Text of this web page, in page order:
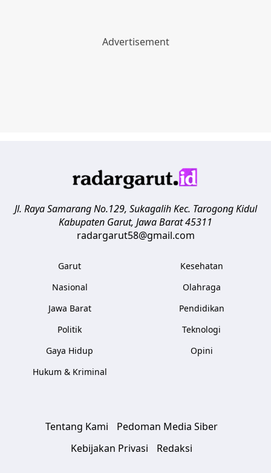
Jl. Raya Samarang No.129, Sukagalih Kec. Tarogong Kidul
Kabupaten Garut, Jawa Barat45311
radargarut58@gmail.com
Garut
Nasional
Jawa Barat
Politik
Gaya Hidup
Hukum & Kriminal
Kesehatan
Olahraga
Pendidikan
Teknologi
Opini
Tentang Kami
Pedoman Media Siber
Kebijakan Privasi
Redaksi